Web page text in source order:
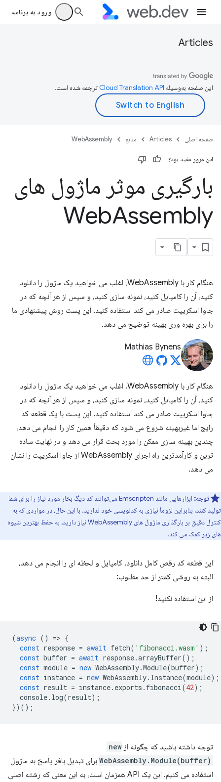
ورود به برنامه
Articles
این صفحه به‌وسیله ترجمه شده است.
صفحه اصلی Articles منابع WebAssembly
این مرور مفید بود؟
بارگیری موثر ماژول های
WebAssembly
هنگام کار با WebAssembly، اغلب می خواهید یک ماژول را دانلود
کنید، آن را کامپایل کنید، نمونه سازی کنید، و سپس از هر آنچه که در
جاوا اسکریپت صادر می کند استفاده کنید. این پست روش پیشنهادی ما
را برای بهره وری بهینه توضیح می دهد.
Mathias Bynens
هنگام کار با WebAssembly، اغلب می خواهید یک ماژول را دانلود
کنید، آن را کامپایل کنید، نمونه سازی کنید، و سپس از هر آنچه که در
جاوا اسکریپت صادر می کند استفاده کنید. این پست با یک قطعه کد
رایج اما غیربهینه شروع می شود که دقیقاً همین کار را انجام می دهد،
چندین بهینه سازی ممکن را مورد بحث قرار می دهد و در نهایت ساده
ترین و کارآمدترین راه اجرای WebAssembly از جاوا اسکریپت را نشان
می دهد.
توجه:
ابزارهایی مانند Emscripten می‌توانند کد دیگ بخار مورد نیاز را برای شما
تولید کنند، بنابراین لزوماً نیازی به کدنویسی خود ندارید. با این حال، در مواردی که به
کنترل دقیق بر بارگذاری ماژول های WebAssembly نیاز دارید، به حفظ بهترین شیوه
های زیر کمک می کند.
این قطعه کد رقص کامل دانلود، کامپایل و لحظه ای را انجام می دهد،
البته به روشی کمتر از حد مطلوب:
از این استفاده نکنید!
(async () => {
const response = await fetch( 'fibonacci.wasm' );
const buffer = await response.arrayBuffer();
const module = new WebAssembly.Module(buffer);
const instance = new WebAssembly. Instance(module);
const result = instance. exports . fibonacci(42);
console. log(result);
})();
توجه داشته باشید که چگونه از new
WebAssembly.Module(buffer) برای تبدیل بافر پاسخ به ماژول
استفاده می کنیم. این یک API همزمان است، به این معنی که رشته اصلی